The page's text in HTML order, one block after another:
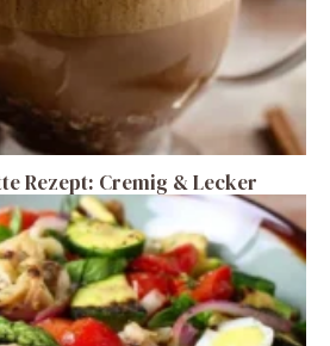
Rezept: Cremig & Lecker